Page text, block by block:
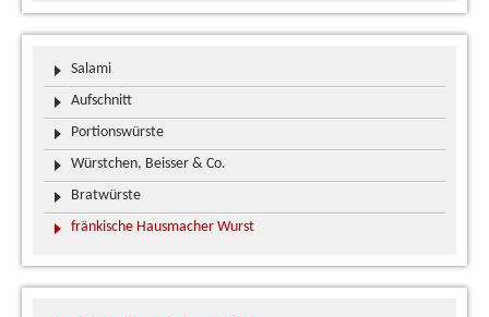
Salami
Aufschnitt
Portionswürste
Würstchen, Beisser & Co.
Bratwürste
fränkische Hausmacher Wurst